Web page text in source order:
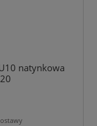
natynkowa